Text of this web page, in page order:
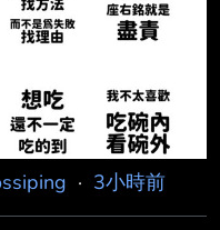
· 3小時前